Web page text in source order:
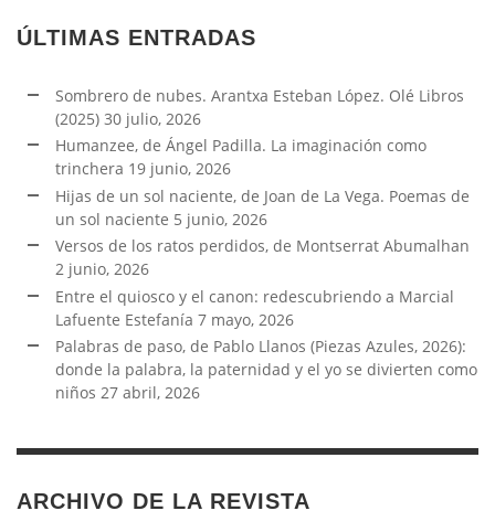
ÚLTIMAS ENTRADAS
Sombrero de nubes. Arantxa Esteban López. Olé Libros
(2025) 30 julio, 2026
Humanzee, de Ángel Padilla. La imaginación como
trinchera 19 junio, 2026
Hijas de un sol naciente, de Joan de La Vega. Poemas de
un sol naciente 5 junio, 2026
Versos de los ratos perdidos, de Montserrat Abumalhan
2 junio, 2026
Entre el quiosco y el canon: redescubriendo a Marcial
Lafuente Estefanía 7 mayo, 2026
Palabras de paso, de Pablo Llanos (Piezas Azules, 2026):
donde la palabra, la paternidad y el yo se divierten como
niños 27 abril, 2026
ARCHIVO DE LA REVISTA